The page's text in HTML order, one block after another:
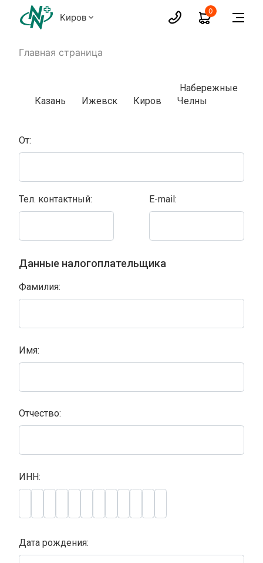
Киров
0
Главная страница
Казань Ижевск Киров
Набережные
Челны
От:
Тел. контактный: E-mail:
Данные налогоплательщика
Фамилия:
Имя:
Отчество:
ИНН:
Дата рождения: